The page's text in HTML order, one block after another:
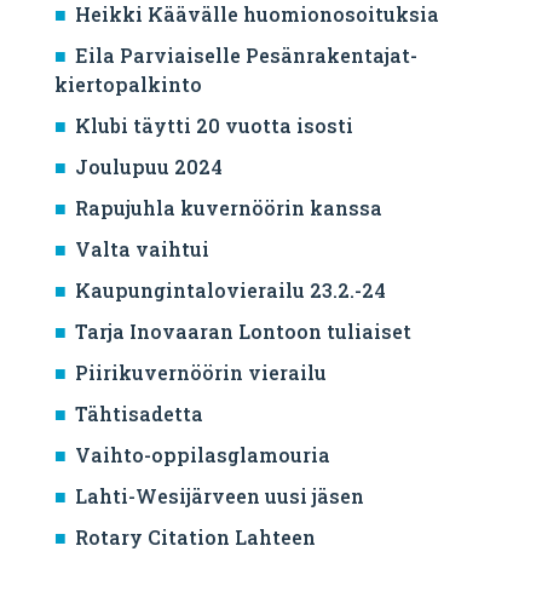
Heikki Käävälle huomionosoituksia
Eila Parviaiselle Pesänrakentajat-
kiertopalkinto
Klubi täytti 20 vuotta isosti
Joulupuu 2024
Rapujuhla kuvernöörin kanssa
Valta vaihtui
Kaupungintalovierailu 23.2.-24
Tarja Inovaaran Lontoon tuliaiset
Piirikuvernöörin vierailu
Tähtisadetta
Vaihto-oppilasglamouria
Lahti-Wesijärveen uusi jäsen
Rotary Citation Lahteen